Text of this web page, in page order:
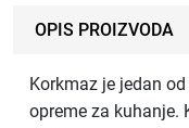
OPIS PROIZVODA
Korkmaz je jedan
opreme za kuhanje.